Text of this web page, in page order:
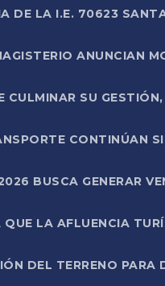
DE LA I.E. 70623
ANUNCIAN
CULMINAR SU
CONTINÚAN
BUSCA GENERAR
QUE LA AFLUENCIA
DEL TERRENO